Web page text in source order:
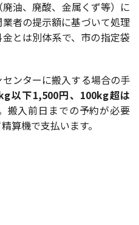
油、廃酸、金属くず等）に
者の提示額に基づいて処理
とは別体系で、市の指定袋
ンターに搬入する場合の手
以下1,500円、100kg超は
搬入前日までの予約が必要
算機で支払います。